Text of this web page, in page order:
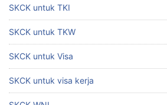
SKCK untuk TKI
SKCK untuk TKW
SKCK untuk Visa
SKCK untuk visa kerja